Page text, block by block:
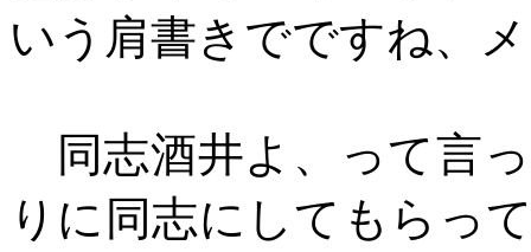
いう肩書きでですね、
同志酒井よ、って言
りに同志にしてもらっ